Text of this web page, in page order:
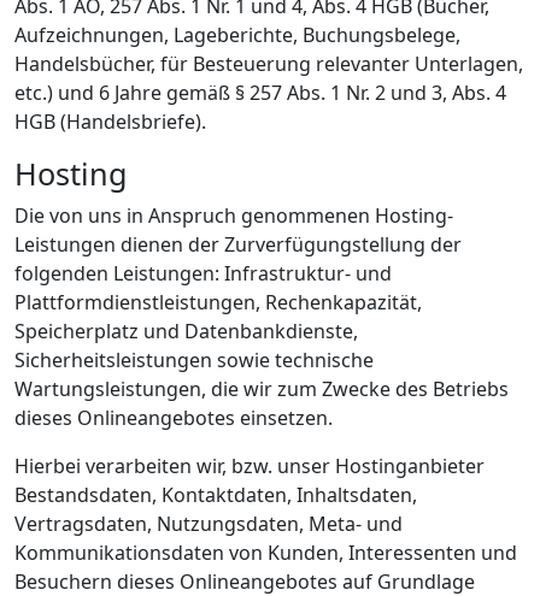
Abs. 1 AO, 257 Abs. 1 Nr. 1 und 4, Abs. 4 HGB (Bücher,
Aufzeichnungen, Lageberichte, Buchungsbelege,
Handelsbücher, für Besteuerung relevanter Unterlagen,
etc.) und 6 Jahre gemäß § 257 Abs. 1 Nr. 2 und 3, Abs. 4
HGB (Handelsbriefe).
Hosting
Die von uns in Anspruch genommenen Hosting-
Leistungen dienen der Zurverfügungstellung der
folgenden Leistungen: Infrastruktur- und
Plattformdienstleistungen, Rechenkapazität,
Speicherplatz und Datenbankdienste,
Sicherheitsleistungen sowie technische
Wartungsleistungen, die wir zum Zwecke des Betriebs
dieses Onlineangebotes einsetzen.
Hierbei verarbeiten wir, bzw. unser Hostinganbieter
Bestandsdaten, Kontaktdaten, Inhaltsdaten,
Vertragsdaten, Nutzungsdaten, Meta- und
Kommunikationsdaten von Kunden, Interessenten und
Besuchern dieses Onlineangebotes auf Grundlage